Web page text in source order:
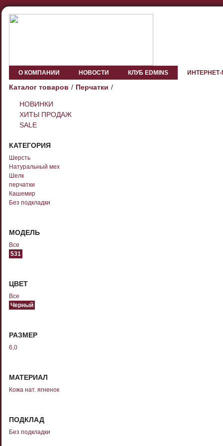
О КОМПАНИИ НОВОСТИ КЛУБ EDMINS
Каталог товаров Перчатки
НОВИНКИ
ХИТЫ ПРОДАЖ
SALE
КАТЕГОРИЯ
Шерсть
Натуральный мех
Шелк
перчатки
Кашемир
Без подкладки
МОДЕЛЬ
Все
531
ЦВЕТ
Все
Черный
РАЗМЕР
6,0
МАТЕРИАЛ
Кожа нат. ягненок
ПОДКЛАД
Без подкладки